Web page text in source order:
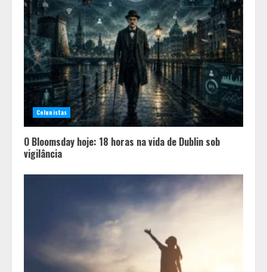
Colunistas
O Bloomsday hoje: 18 horas na vida de Dublin sob
vigilância